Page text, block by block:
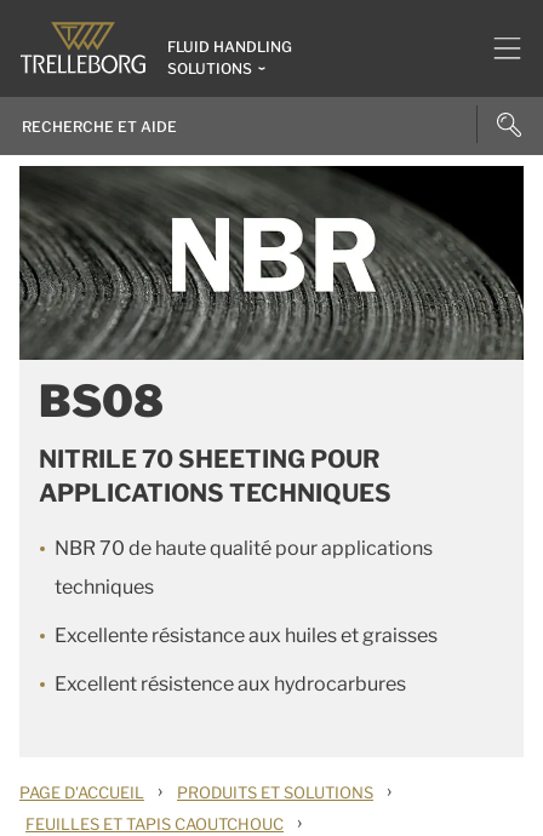
FLUID HANDLING
SOLUTIONS
BS08
NITRILE 70 SHEETING POUR
APPLICATIONS TECHNIQUES
NBR 70 de haute qualité pour applications
techniques
Excellente résistance aux huiles et graisses
Excellent résistence aux hydrocarbures
PAGE D'ACCUEIL › PRODUITS ET SOLUTIONS ›
FEUILLES ET TAPIS CAOUTCHOUC ›